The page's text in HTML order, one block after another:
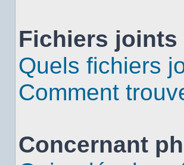
Fichiers joints
Quels fichiers
Comment
Concernant